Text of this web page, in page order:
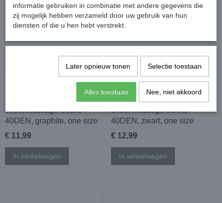
effect Massage Socks
40DEN, graphite, one size
€ 11,99
In winkelwagen
2 pack Fiore Gladde
effect Massage Socks
40DEN, zwart, one size
€ 12,99
In winkelwagen
informatie gebruiken in combinatie met andere gegevens die
zij mogelijk hebben verzameld door uw gebruik van hun
diensten of die u hen hebt verstrekt.
Later opnieuw tonen Selectie toestaan
Alles toestaan Nee, niet akkoord